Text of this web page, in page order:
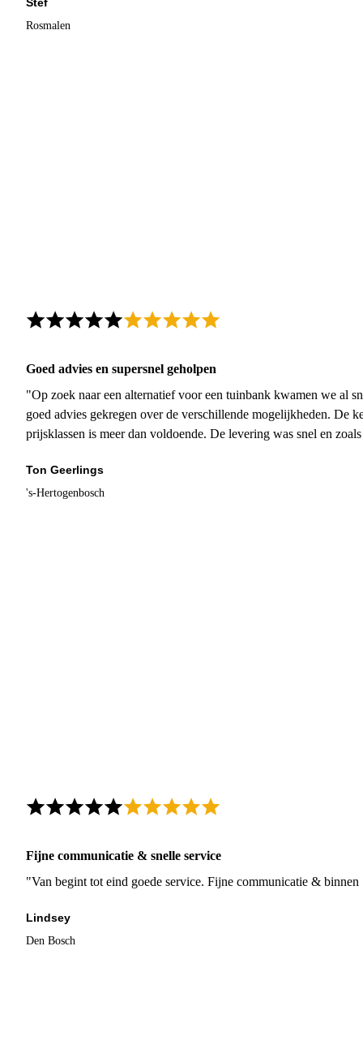
Rosmalen
Goed advies en supersnel geholpen
"Op zoek naar een alternatief voor een tuinbank kwamen we al
goed advies gekregen over de verschillende mogelijkheden. De
prijsklassen is meer dan voldoende. De levering was snel en
Ton Geerlings
's-Hertogenbosch
Fijne communicatie & snelle service
"Van begint tot eind goede service. Fijne communicatie &
Lindsey
Den Bosch